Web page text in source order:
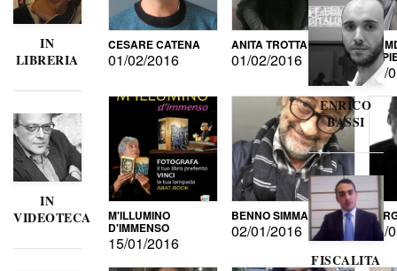
IN
LIBRERIA
IN
VIDEOTECA
CESARE CATENA
01/02/2016
ANITA TROTTA
01/02/2016 DI
15/
M'ILLUMINO
D'IMMENSO
15/01/2016
BENNO SIMMA
02/01/2016
ENRICO
BASSI
FISCALITA